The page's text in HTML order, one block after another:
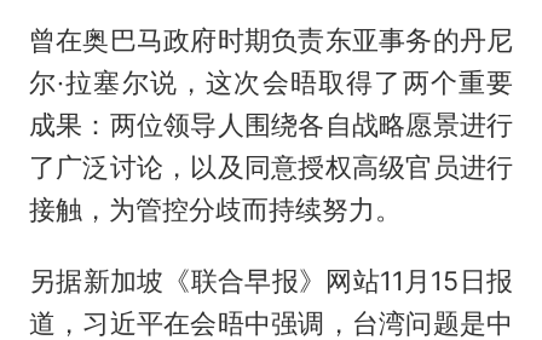
曾在奥巴马政府时期负责东亚事务的丹尼
尔·拉塞尔说，这次会晤取得了两个重要
成果：两位领导人围绕各自战略愿景进行
了广泛讨论，以及同意授权高级官员进行
接触，为管控分歧而持续努力。
另据新加坡《联合早报》网站11月15日报
道，习近平在会晤中强调，台湾问题是中